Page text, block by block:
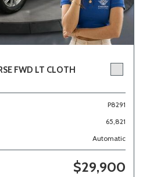
FWD LT CLOTH
P8291
65,821
Automatic
$29,900